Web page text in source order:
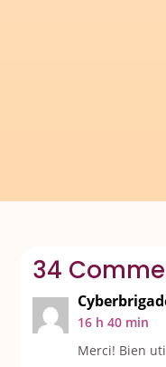
34
16 h 40 min
Merci! Bien